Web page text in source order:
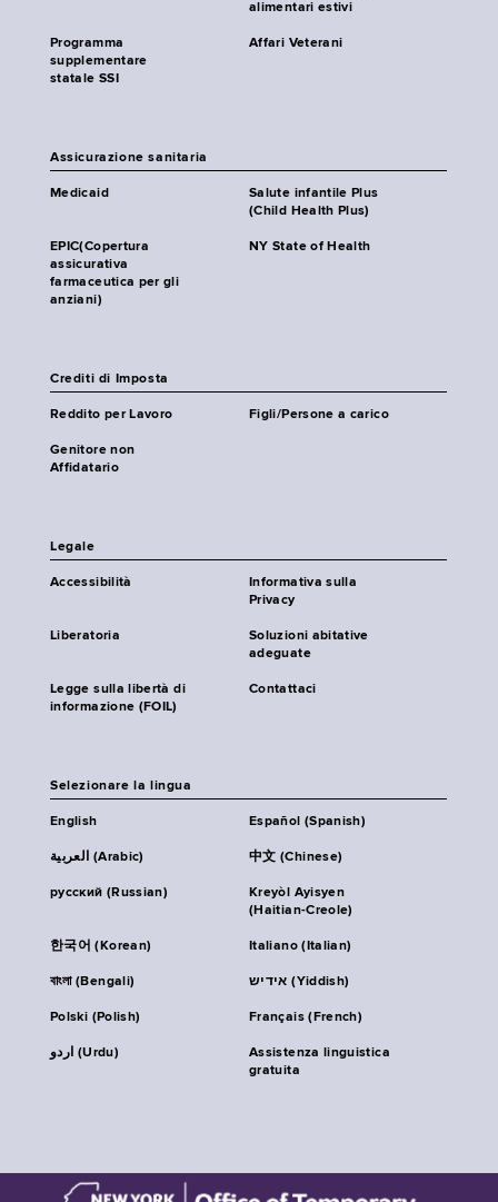
alimentari estivi
Programma
supplementare
statale SSI
Affari Veterani
Assicurazione sanitaria
Medicaid
Salute infantile Plus
(Child Health Plus)
EPIC(Copertura
assicurativa
farmaceutica per gli
anziani)
NY State of Health
Crediti di Imposta
Reddito per Lavoro Figli/Persone a carico
Genitore non
Affidatario
Legale
Accessibilità
Informativa sulla
Privacy
Liberatoria
Soluzioni abitative
adeguate
Legge sulla libertà di
informazione (FOIL)
Contattaci
Selezionare la lingua
English Español (Spanish)
العربية (Arabic) 中文 (Chinese)
русский (Russian)
Kreyòl Ayisyen
(Haitian-Creole)
한국어 (Korean) Italiano (Italian)
বাংলা (Bengali) אידיש (Yiddish)
Polski (Polish) Français (French)
اردو (Urdu)
Assistenza linguistica
gratuita